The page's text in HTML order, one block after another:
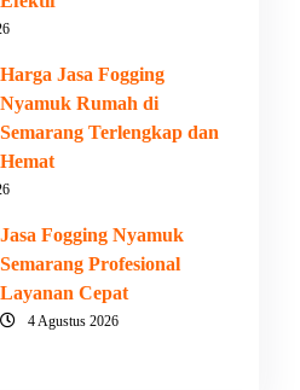
Harga Jasa Fogging
Nyamuk Rumah di
Semarang Terlengkap dan
Hemat
Jasa Fogging Nyamuk
Semarang Profesional
Layanan Cepat
4 Agustus 2026